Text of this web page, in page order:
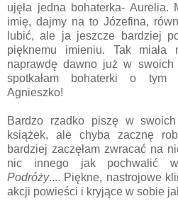
ujęła jedna bohaterka- Aurelia.
imię, dajmy na to Józefina,
lubić, ale ja jeszcze bardziej
pięknemu imieniu. Tak
naprawdę dawno już w swoich
spotkałam bohaterki o tym
Agnieszko!
Bardzo rzadko piszę w
książek, ale chyba zacznę
bardziej zaczęłam zwracać na
nic innego jak pochwalić
Podróży.... Piękne, nastrojowe
akcji powieści i kryjące w sobie